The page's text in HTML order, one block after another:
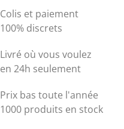
Colis et paiement
100% discrets
Livré où vous voulez
en 24h seulement
Prix bas toute l'année
1000 produits en stock